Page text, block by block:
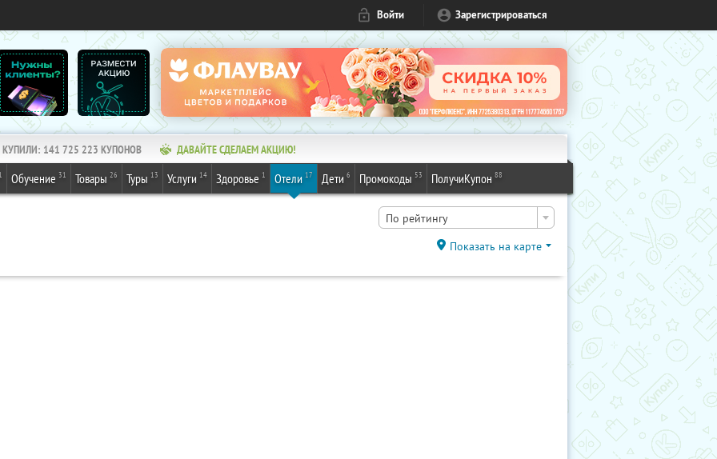
Войти Зарегистрироваться
КУПИЛИ: 141 725 223 КУПОНОВ ДАВАЙТЕ СДЕЛАЕМ АКЦИЮ!
1 Обучение 31 Товары 26 Туры 13 Услуги 14 Здоровье 1 Отели 17 Дети 6 Промокоды 53 ПолучиКупон 88
По рейтингу
Показать на карте